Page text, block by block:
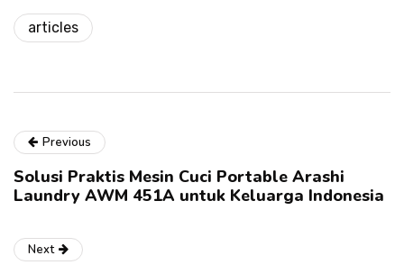
articles
Previous
Solusi Praktis Mesin Cuci Portable Arashi
Laundry AWM 451A untuk Keluarga Indonesia
Next